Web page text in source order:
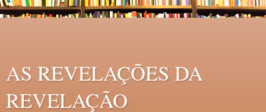
AS REVELAÇÕES DA
REVELAÇÃO